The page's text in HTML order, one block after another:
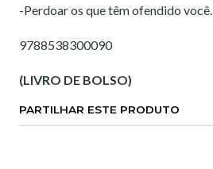
-Perdoar os que têm ofendido você.
9788538300090
(LIVRO DE BOLSO)
PARTILHAR ESTE PRODUTO